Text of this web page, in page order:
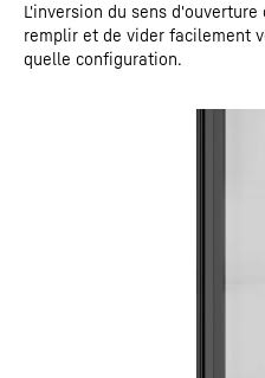
L'inversion du sens
remplir et de vider facilement
quelle configuration.